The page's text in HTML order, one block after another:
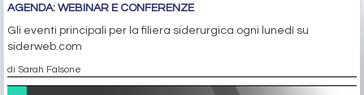
AGENDA: WEBINAR E CONFERENZE
Gli eventi principali per la filiera siderurgica ogni lunedì su
siderweb.com
di Sarah Falsone